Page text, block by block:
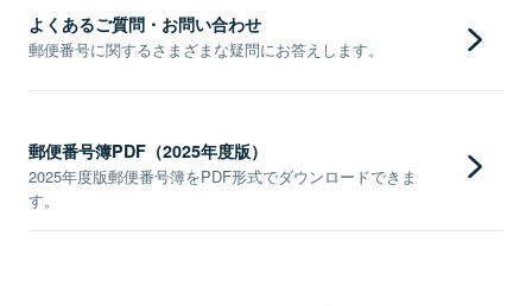
よくあるご質問・お問い合わせ
郵便番号に関するさまざまな疑問にお答えします。
郵便番号簿PDF（2025年度版）
2025年度版郵便番号簿をPDF形式でダウンロードできま
す。